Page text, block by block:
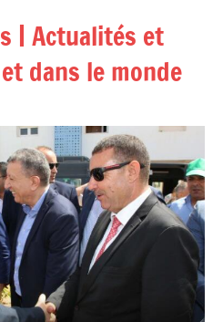
| Actualités et
dans le monde